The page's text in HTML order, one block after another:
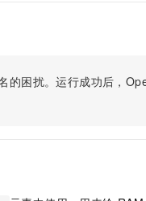
的困扰。运行成功后，
大模型原生应用
AI智能应用，一键
自动承接线索、识别
模板小程序